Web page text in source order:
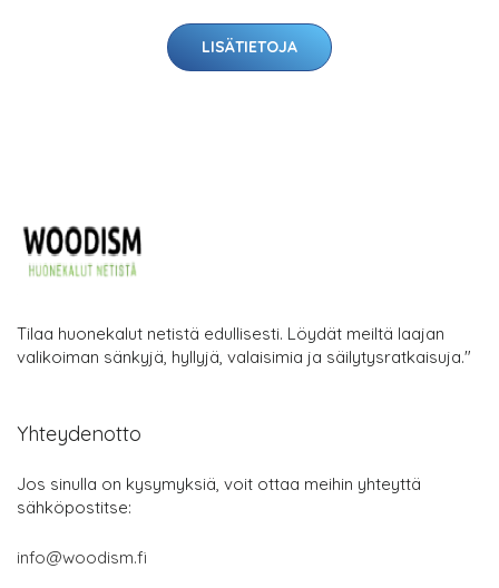
LISÄTIETOJA
Tilaa huonekalut netistä edullisesti. Löydät meiltä laajan
valikoiman sänkyjä, hyllyjä, valaisimia ja säilytysratkaisuja."
Yhteydenotto
Jos sinulla on kysymyksiä, voit ottaa meihin yhteyttä
sähköpostitse:
info@woodism.fi